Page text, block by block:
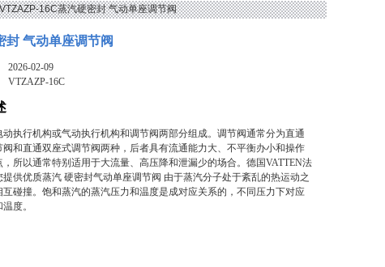
16C蒸汽硬密封 气动单座调节阀
封 气动单座调节阀
2026-02-09
VTZAZP-16C
动执行机构或气动执行机构和调节阀两部分组成。调节阀通常分为直通
阀和直通双座式调节阀两种，后者具有流通能力大、不平衡办小和操作
，所以通常特别适用于大流量、高压降和泄漏少的场合。德国VATTEN法
提供优质蒸汽 硬密封气动单座调节阀 由于蒸汽分子处于紊乱的热运动之
互碰撞。饱和蒸汽的蒸汽压力和温度是成对应关系的，不同压力下对应
度。